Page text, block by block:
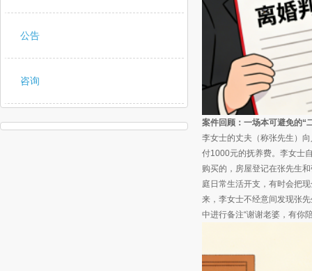
公告
咨询
案件回顾：一场本可避免的“
李女士的丈夫（称张先生）
付1000元的抚养费。李女士
购买的，房屋登记在张先生
庭日常生活开支，有时会把
来，李女士不经意间发现张
中进行备注“谢谢老婆，有你